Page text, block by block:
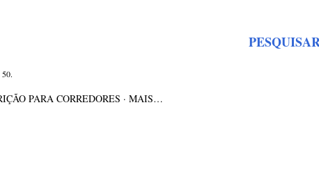
PARA CORREDORES MAIS…